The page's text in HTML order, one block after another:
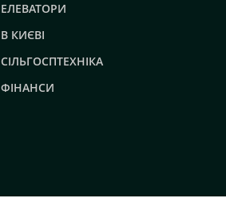
ЕЛЕВАТОРИ
В КИЄВІ
СІЛЬГОСПТЕХНІКА
ФІНАНСИ